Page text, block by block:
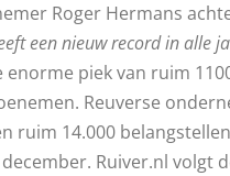
Roger Hermans
een nieuw record in alle
piek van ruim
Reuverse
ruim 14.000
Ruiver.nl volgt